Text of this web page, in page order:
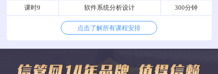
课时9 软件系统分析设计 300分钟
点击了解所有课程安排